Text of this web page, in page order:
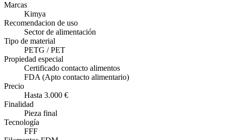
Marcas
Kimya
Recomendacion de uso
Sector de alimentación
Tipo de material
PETG / PET
Propiedad especial
Certificado contacto alimentos
FDA (Apto contacto alimentario)
Precio
Hasta 3.000 €
Finalidad
Pieza final
Tecnología
FFF